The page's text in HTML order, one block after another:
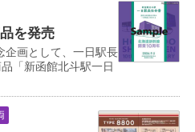
を発売
画として、一日駅長
「新函館北斗駅一日